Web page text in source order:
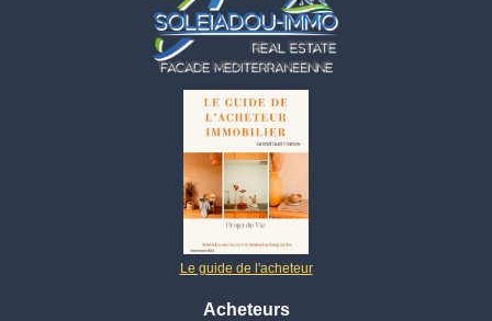
Le guide de l'acheteur
Acheteurs